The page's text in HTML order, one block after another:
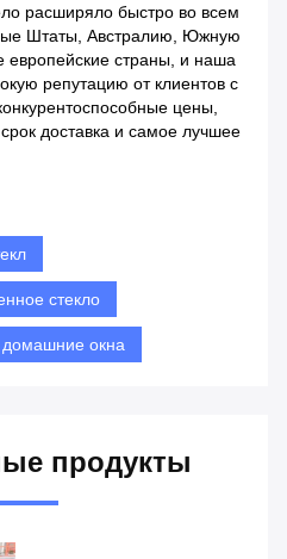
расширяло быстро во всем
Штаты, Австралию, Южную
страны, и наша
репутацию от клиентов с
цены,
доставка и самое лучшее
стекло
домашние окна
продукты